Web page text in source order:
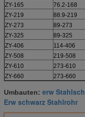
ZY-165
76.2-168
ZY-219
88.9-219
ZY-273
89-273
ZY-325
89-325
ZY-406
114-406
ZY-508
219-508
ZY-610
273-610
ZY-660
273-660
Umbauten: erw
Erw schwarz Stahlrohr